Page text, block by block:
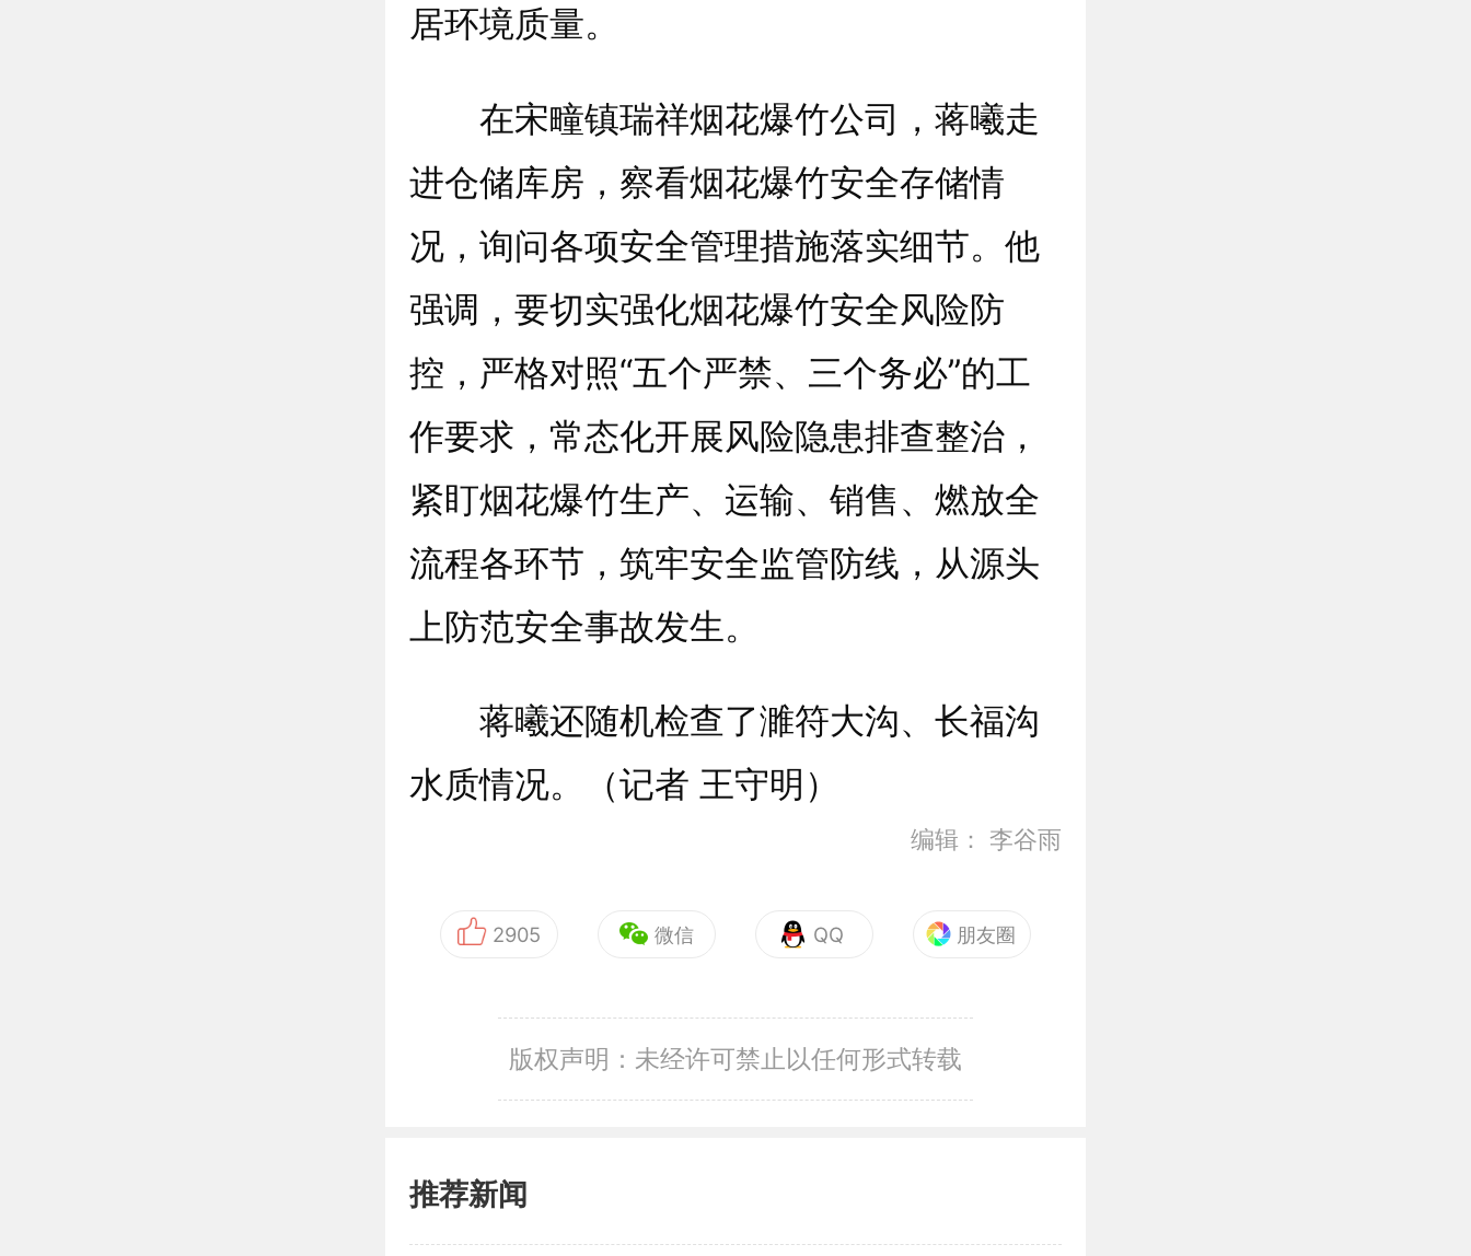
居环境质量。
在宋疃镇瑞祥烟花爆竹公司，蒋曦走
进仓储库房，察看烟花爆竹安全存储情
况，询问各项安全管理措施落实细节。他
强调，要切实强化烟花爆竹安全风险防
控，严格对照“五个严禁、三个务必”的工
作要求，常态化开展风险隐患排查整治，
紧盯烟花爆竹生产、运输、销售、燃放全
流程各环节，筑牢安全监管防线，从源头
上防范安全事故发生。
蒋曦还随机检查了濉符大沟、长福沟
水质情况。（记者 王守明）
编辑： 李谷雨
2905 微信 QQ 朋友圈
版权声明：未经许可禁止以任何形式转载
推荐新闻